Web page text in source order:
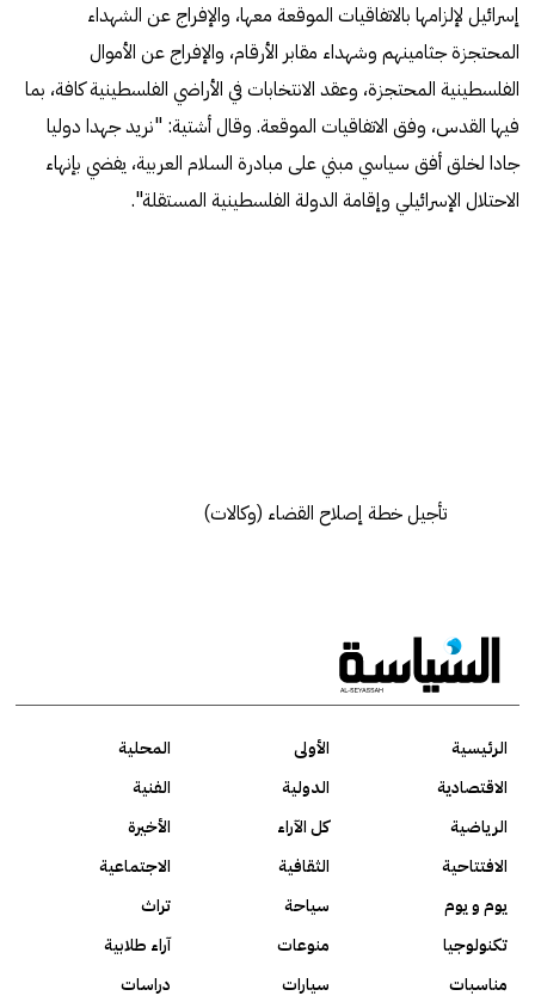
إسرائيل لإلزامها بالاتفاقيات الموقعة معها، والإفراج عن الشهداء
المحتجزة جثامينهم وشهداء مقابر الأرقام، والإفراج عن الأموال
الفلسطينية المحتجزة، وعقد الانتخابات في الأراضي الفلسطينية كافة، بما
فيها القدس، وفق الاتفاقيات الموقعة. وقال أشتية: "نريد جهدا دوليا
جادا لخلق أفق سياسي مبني على مبادرة السلام العربية، يفضي بإنهاء
الاحتلال الإسرائيلي وإقامة الدولة الفلسطينية المستقلة".
تأجيل خطة إصلاح القضاء (وكالات)
الرئيسية الأولى
المحلية
الاقتصادية
الدولية
الفنية
الرياضية
كل الآراء
الأخيرة
الافتتاحية
الثقافية
الاجتماعية
يوم و يوم
سياحة
تراث
تكنولوجيا
منوعات
آراء طلابية
مناسبات
سيارات دراسات